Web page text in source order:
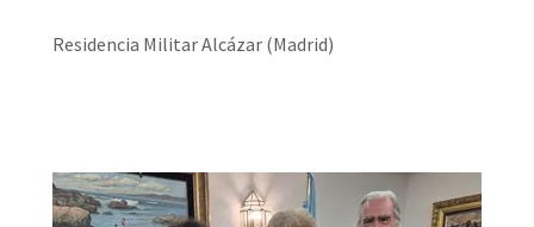
Residencia Militar Alcázar (Madrid)